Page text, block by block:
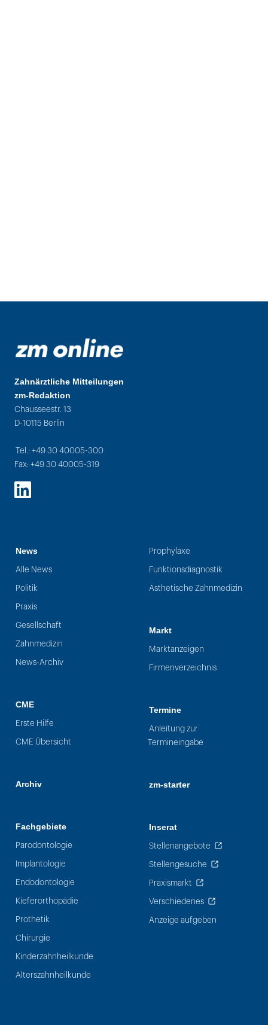
Zahnärztliche Mitteilungen
zm-Redaktion
Chausseestr. 13
D-10115 Berlin
Tel.: +49 30 40005-300
Fax: +49 30 40005-319
LinkedIn
News
Alle News
Politik
Praxis
Gesellschaft
Zahnmedizin
News-Archiv
CME
Erste Hilfe
CME Übersicht
Archiv
Fachgebiete
Parodontologie
Implantologie
Endodontologie
Kieferorthopädie
Prothetik
Chirurgie
Kinderzahnheilkunde
Alterszahnheilkunde
Prophylaxe
Funktionsdiagnostik
Ästhetische Zahnmedizin
Markt
Marktanzeigen
Firmenverzeichnis
Termine
Anleitung zur
Termineingabe
zm-starter
Inserat
Stellenangebote
Stellengesuche
Praxismarkt
Verschiedenes
Anzeige aufgeben